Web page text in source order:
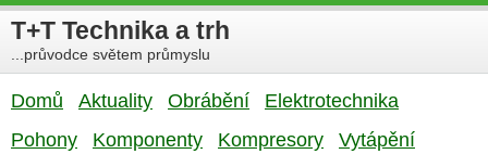
T+T Technika a trh
...průvodce světem průmyslu
Domů Aktuality Obrábění
Elektrotechnika
Pohony
Komponenty Kompresory
Vytápění